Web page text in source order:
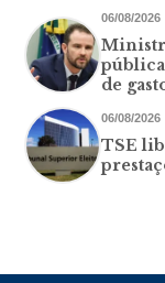
06/08/2026
de
06/08/2026
TSE